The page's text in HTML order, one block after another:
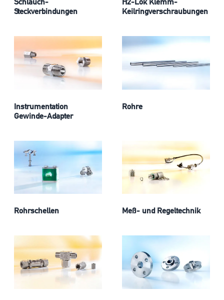
Steckverbindungen
Keilringverschraubungen
Instrumentation
Gewinde-Adapter
Rohre
Rohrschellen Meß- und Regeltechnik